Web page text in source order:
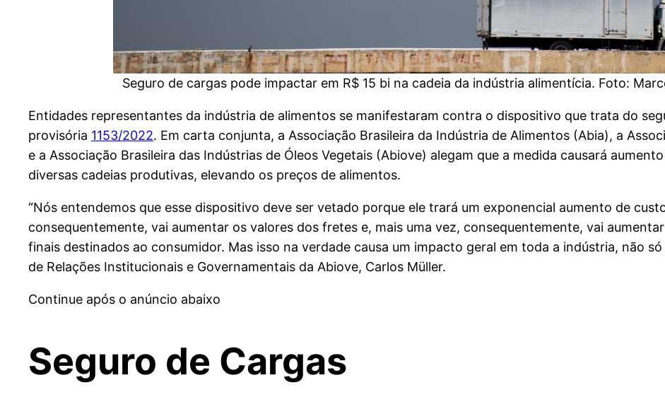
Seguro de cargas pode impactar em R$ 15 bi na cadeia da indústria alimentícia. Foto:
Entidades representantes da indústria de alimentos se manifestaram contra o dispositivo que trata do
provisória 1153/2022. Em carta conjunta, a Associação Brasileira da Indústria de Alimentos (Abia), a
e a Associação Brasileira das Indústrias de Óleos Vegetais (Abiove) alegam que a medida causará
diversas cadeias produtivas, elevando os preços de alimentos.
“Nós entendemos que esse dispositivo deve ser vetado porque ele trará um exponencial aumento de
consequentemente, vai aumentar os valores dos fretes e, mais uma vez, consequentemente, vai
finais destinados ao consumidor. Mas isso na verdade causa um impacto geral em toda a indústria, não
de Relações Institucionais e Governamentais da Abiove, Carlos Müller.
Continue após o anúncio abaixo
Seguro de Cargas